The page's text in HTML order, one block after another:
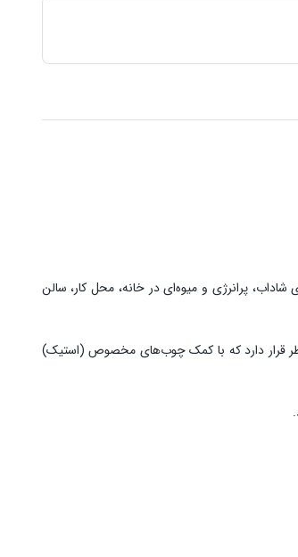
پرانرژی و میوه‌ای در خانه، محل کار، سالن
قرار دارد که با کمک چوب‌های مخصوص (استیک)